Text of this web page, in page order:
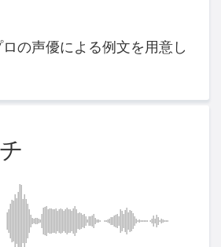
の声優による例文を用意し